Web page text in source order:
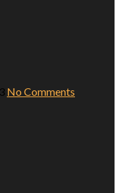
No Comments